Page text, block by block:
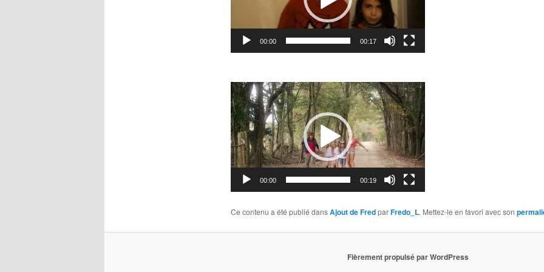
00:00 00:17
Lecteur
vidéo
00:00 00:19
Ce contenu a été publié dansAjout de FredparFredo_L. Mettez-le en favori avec son
Fièrement propulsé par WordPress